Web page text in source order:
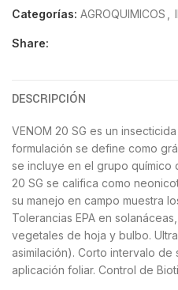
Categorías: AGROQUIMICOS
Share:
DESCRIPCIÓN
VENOM 20 SG es un
formulación se define como
se incluye en el grupo químico
20 SG se califica como
su manejo en campo muestra
Tolerancias EPA en
vegetales de hoja y bulbo.
asimilación). Corto intervalo
aplicación foliar. Control de